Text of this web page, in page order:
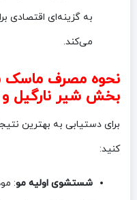
به گزینه‌ای اقتصادی
می‌کند.
نحوه مصرف ماسک
بخش شیر نارگیل و
برای دستیابی به بهترین
کنید:
شستشوی اولیه مو: